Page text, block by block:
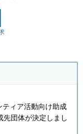
ィア活動向け助成
団体が決定しまし